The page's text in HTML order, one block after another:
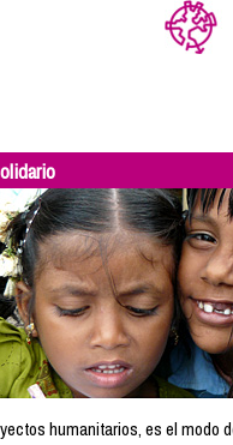
humanitarios, es el modo